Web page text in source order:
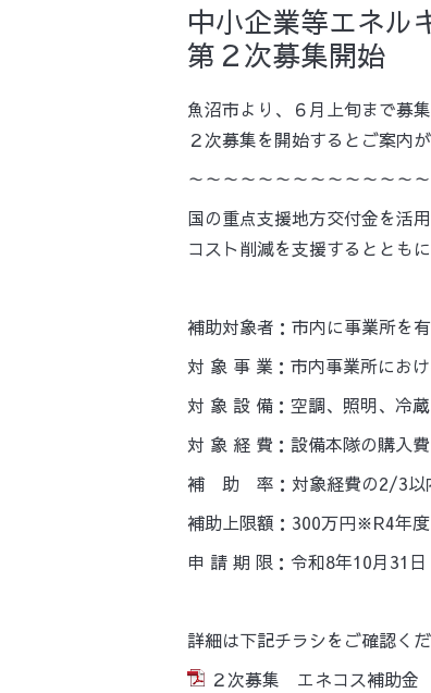
中小企業等エネ
第２次募集開始
魚沼市より、６月上旬まで募
２次募集を開始するとご案内
～～～～～～～～～～～～～
国の重点支援地方交付金を活
コスト削減を支援するととも
補助対象者：市内に事業所を
対 象 事 業：市内事業所にお
対 象 設 備：空調、照明、冷
対 象 経 費：設備本隊の購入
補 助 率：対象経費の2/3以
補助上限額：300万円※R4年度
申 請 期 限：令和8年10月31
詳細は下記チラシをご確認くだ
２次募集 エネコス補助